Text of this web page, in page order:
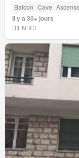
Balcon Cave
Il y a 30+ jours
BIEN´ICI